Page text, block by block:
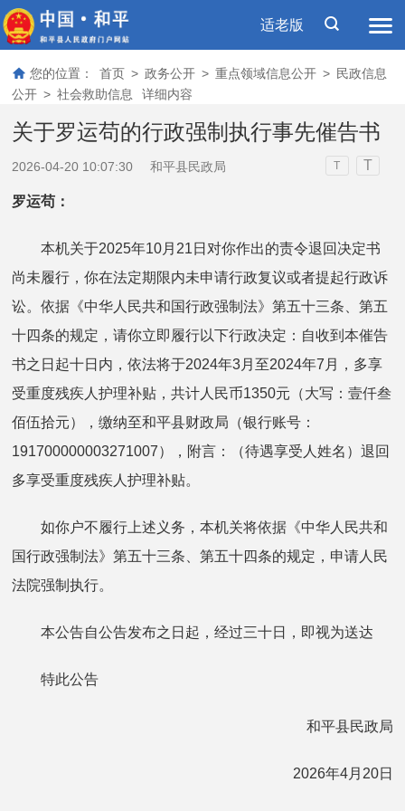
适老版
您的位置： 首页 > 政务公开 > 重点领域信息公开 > 民政信息
公开 > 社会救助信息 详细内容
关于罗运苟的行政强制执行事先催告书
2026-04-20 10:07:30 和平县民政局 T T
罗运苟 ：
本机关于2025年10月21日对你作出的责令退回决定书
尚未履行，你在法定期限内未申请行政复议或者提起行政诉
讼。依据《中华人民共和国行政强制法》第五十三条、第五
十四条的规定，请你立即履行以下行政决定：自收到本催告
书之日起十日内，依法将于2024年3月至2024年7月，多享
受重度残疾人护理补贴，共计人民币1350元（大写：壹仟叁
佰伍拾元），缴纳至和平县财政局（银行账号：
191700000003271007），附言：（待遇享受人姓名）退回
多享受重度残疾人护理补贴。
如你户不履行上述义务，本机关将依据《中华人民共和
国行政强制法》第五十三条、第五十四条的规定，申请人民
法院强制执行。
本公告自公告发布之日起，经过三十日，即视为送达
特此公告
和平县民政局
2026年4月20日